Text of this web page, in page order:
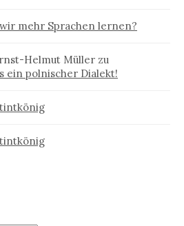
mehr Sprachen lernen?
Helmut Müller zu
ein polnischer Dialekt!